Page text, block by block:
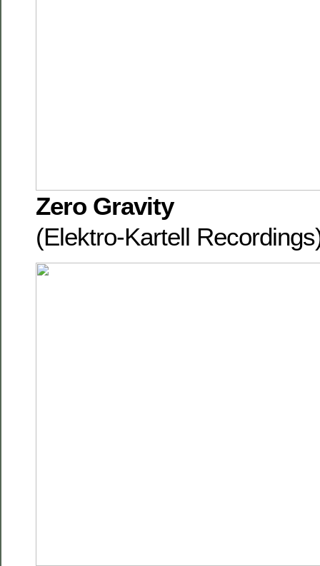
Zero Gravity
(Elektro-Kartell